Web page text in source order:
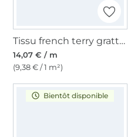
Tissu french terry gratté, jaune clair
14,07 € / m
(9,38 € / 1 m²)
Bientôt disponible